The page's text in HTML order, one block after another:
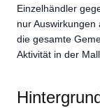
Einzelhändler
nur
die gesamte
Aktivität in der